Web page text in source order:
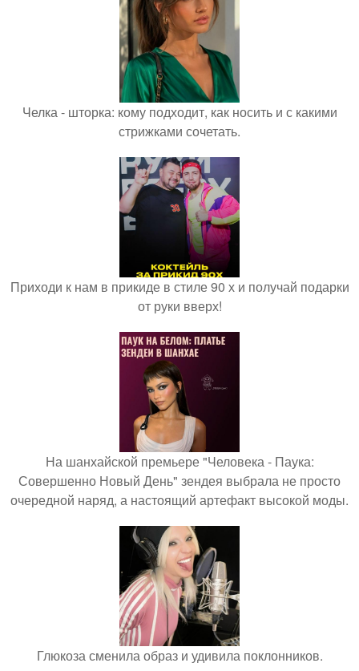
Челка - шторка: кому подходит, как носить и с какими
стрижками сочетать.
Приходи к нам в прикиде в стиле 90 х и получай подарки
от руки вверх!
На шанхайской премьере "Человека - Паука:
Совершенно Новый День" зендея выбрала не просто
очередной наряд, а настоящий артефакт высокой моды.
Глюкоза сменила образ и удивила поклонников.